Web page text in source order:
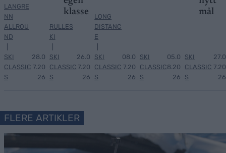
LANGRE
NN
ALLROU
ND
SKI
CLASSIC
S
28.0
7.20
26
klasse
RULLES
KI
SKI
CLASSIC
S
26.0
7.20
26
LONG
DISTANC
E
SKI
CLASSIC
S
08.0
7.20
26
SKI
CLASSIC
S
05.0
8.20
26
mål
SKI
CLASSIC
S
27.0
7.20
26
FLERE ARTIKLER